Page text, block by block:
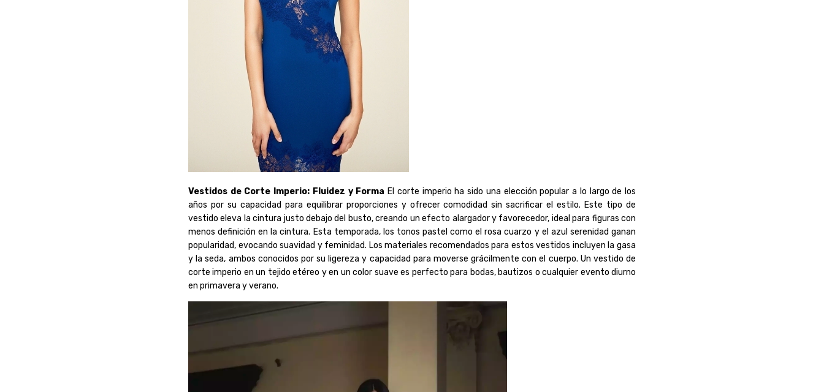
Vestidos de Corte Imperio: Fluidez y Forma El corte imperio ha sido una elección popular a lo largo de los
años por su capacidad para equilibrar proporciones y ofrecer comodidad sin sacrificar el estilo. Este tipo de
vestido eleva la cintura justo debajo del busto, creando un efecto alargador y favorecedor, ideal para figuras con
menos definición en la cintura. Esta temporada, los tonos pastel como el rosa cuarzo y el azul serenidad ganan
popularidad, evocando suavidad y feminidad. Los materiales recomendados para estos vestidos incluyen la gasa
y la seda, ambos conocidos por su ligereza y capacidad para moverse grácilmente con el cuerpo. Un vestido de
corte imperio en un tejido etéreo y en un color suave es perfecto para bodas, bautizos o cualquier evento diurno
en primavera y verano.